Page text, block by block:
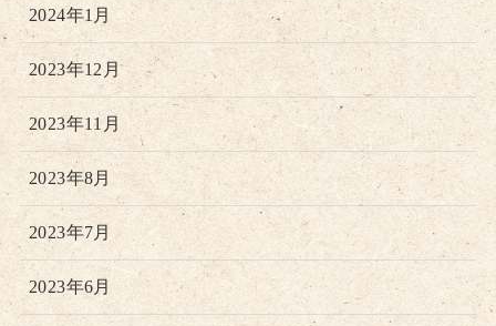
2024年1月
2023年12月
2023年11月
2023年8月
2023年7月
2023年6月